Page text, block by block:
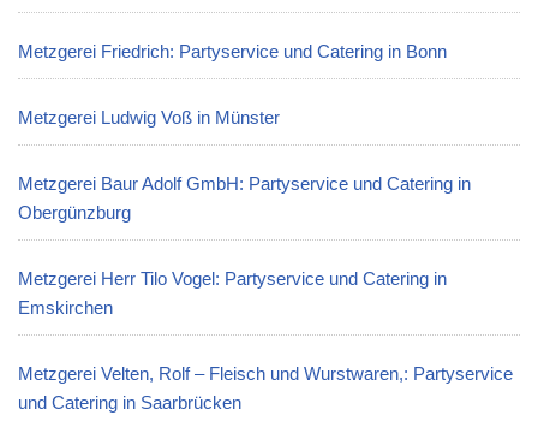
Metzgerei Friedrich: Partyservice und Catering in Bonn
Metzgerei Ludwig Voß in Münster
Metzgerei Baur Adolf GmbH: Partyservice und Catering in
Obergünzburg
Metzgerei Herr Tilo Vogel: Partyservice und Catering in
Emskirchen
Metzgerei Velten, Rolf – Fleisch und Wurstwaren,: Partyservice
und Catering in Saarbrücken